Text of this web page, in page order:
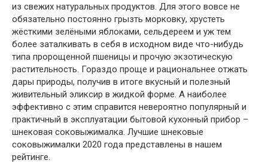
из свежих натуральных продуктов. Для этого вовсе не
обязательно постоянно грызть морковку, хрустеть
жёсткими зелёными яблоками, сельдереем и уж тем
более заталкивать в себя в исходном виде что-нибудь
типа пророщенной пшеницы и прочую экзотическую
растительность. Гораздо проще и рациональнее отжать
дары природы, получив в итоге вкусный и полезный
живительный эликсир в жидкой форме. А наиболее
эффективно с этим справится невероятно популярный и
практичный в эксплуатации бытовой кухонный прибор –
шнековая соковыжималка. Лучшие шнековые
соковыжималки 2020 года представлены в нашем
рейтинге.